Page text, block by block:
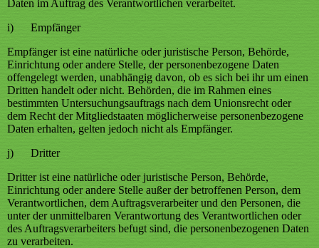
Daten im Auftrag des Verantwortlichen verarbeitet.
i) Empfänger
Empfänger ist eine natürliche oder juristische Person, Behörde,
Einrichtung oder andere Stelle, der personenbezogene Daten
offengelegt werden, unabhängig davon, ob es sich bei ihr um einen
Dritten handelt oder nicht. Behörden, die im Rahmen eines
bestimmten Untersuchungsauftrags nach dem Unionsrecht oder
dem Recht der Mitgliedstaaten möglicherweise personenbezogene
Daten erhalten, gelten jedoch nicht als Empfänger.
j) Dritter
Dritter ist eine natürliche oder juristische Person, Behörde,
Einrichtung oder andere Stelle außer der betroffenen Person, dem
Verantwortlichen, dem Auftragsverarbeiter und den Personen, die
unter der unmittelbaren Verantwortung des Verantwortlichen oder
des Auftragsverarbeiters befugt sind, die personenbezogenen Daten
zu verarbeiten.